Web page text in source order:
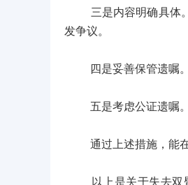
三是内容明确具体。
发争议。
四是妥善保管遗嘱。
五是考虑公证遗嘱。
通过上述措施，能在
以上是关于失去双臂